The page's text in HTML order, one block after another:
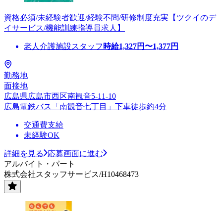
資格必須/未経験者歓迎/経験不問/研修制度充実【ツクイのデ
イサービス/機能訓練指導員求人】
老人介護施設スタッフ 時給1,327円〜1,377円
勤務地
面接地
広島県広島市西区南観音5-11-10
広島電鉄バス「南観音七丁目」下車徒歩約4分
交通費支給
未経験OK
詳細を見る
応募画面に進む
アルバイト・パート
株式会社スタッフサービス/H10468473